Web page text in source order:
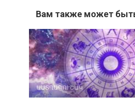
Вам также может
ԱՍՏՂԱԳՈՒՇԱԿ